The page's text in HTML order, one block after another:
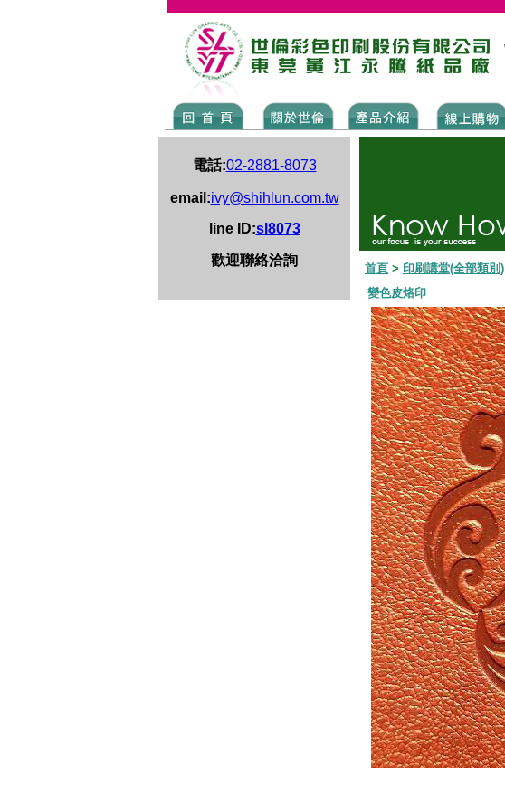
電話:02-2881-8073
email:ivy@shihlun.com.tw
line ID:sl8073
歡迎聯絡洽詢
首頁 > 印刷講堂(全部類別)
變色皮烙印